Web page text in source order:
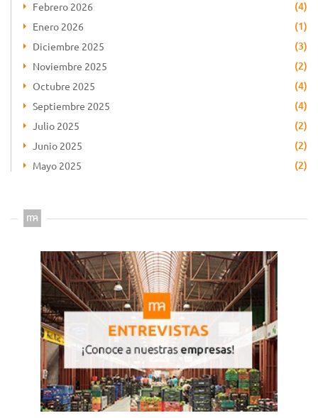
Febrero 2026 (4)
Enero 2026 (1)
Diciembre 2025 (3)
Noviembre 2025 (2)
Octubre 2025 (4)
Septiembre 2025 (4)
Julio 2025 (2)
Junio 2025 (2)
Mayo 2025 (2)